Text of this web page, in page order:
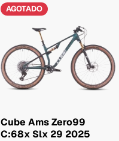
AGOTADO
Cube Ams Zero99
C:68x Slx 29 2025